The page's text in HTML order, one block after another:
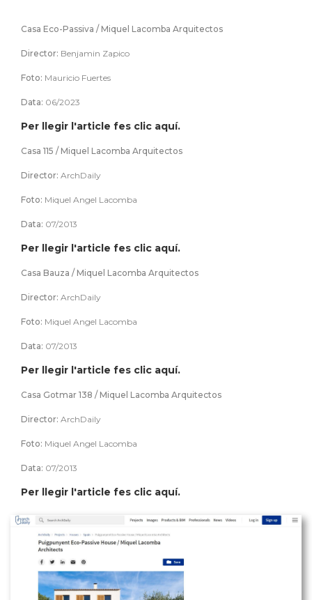
Casa Eco-Passiva / Miquel Lacomba Arquitectos
Director: Benjamin Zapico
Foto: Mauricio Fuertes
Data: 06/2023
Per llegir l'article fes clic aquí.
Casa 115 / Miquel Lacomba Arquitectos
Director: ArchDaily
Foto: Miquel Angel Lacomba
Data: 07/2013
Per llegir l'article fes clic aquí.
Casa Bauza / Miquel Lacomba Arquitectos
Director: ArchDaily
Foto: Miquel Angel Lacomba
Data: 07/2013
Per llegir l'article fes clic aquí.
Casa Gotmar 138 / Miquel Lacomba Arquitectos
Director: ArchDaily
Foto: Miquel Angel Lacomba
Data: 07/2013
Per llegir l'article fes clic aquí.